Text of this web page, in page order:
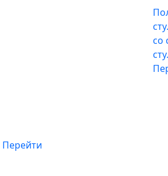
со
Перейти